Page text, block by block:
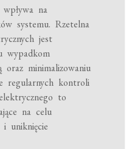
wpływa na
systemu. Rzetelna
jest
wypadkom
oraz minimalizowaniu
regularnych kontroli
to
na celu
i uniknięcie